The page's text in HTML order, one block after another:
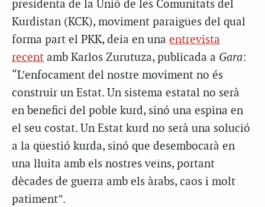
presidenta de la Unió de les Comunitats del
Kurdistan (KCK), moviment paraigües del qual
forma part el PKK, deia en una entrevista
recent amb Karlos Zurutuza, publicada a Gara:
“L’enfocament del nostre moviment no és
construir un Estat. Un sistema estatal no serà
en benefici del poble kurd, sinó una espina en
el seu costat. Un Estat kurd no serà una solució
a la qüestió kurda, sinó que desembocarà en
una lluita amb els nostres veïns, portant
dècades de guerra amb els àrabs, caos i molt
patiment”.